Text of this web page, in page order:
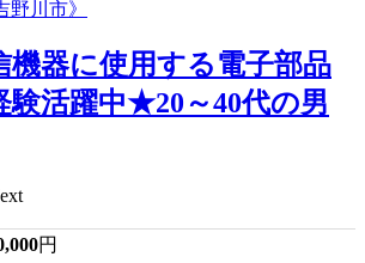
機器に使用する電子部品
験活躍中★20～40代の男
円